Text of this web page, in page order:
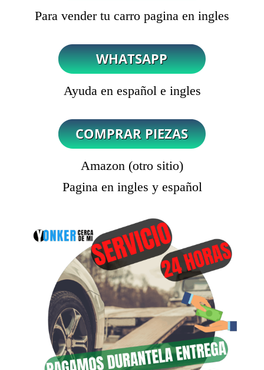
Para vender tu carro pagina en ingles
Ayuda en español e ingles
Amazon (otro sitio)
Pagina en ingles y español